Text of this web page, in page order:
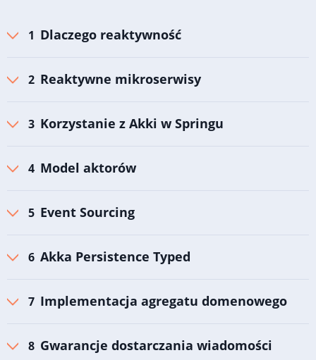
Dlaczego reaktywność
Reaktywne mikroserwisy
Korzystanie z Akki w Springu
Model aktorów
Event Sourcing
Akka Persistence Typed
Implementacja agregatu domenowego
Gwarancje dostarczania wiadomości